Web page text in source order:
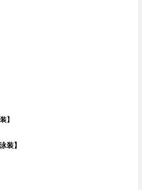
】
装】